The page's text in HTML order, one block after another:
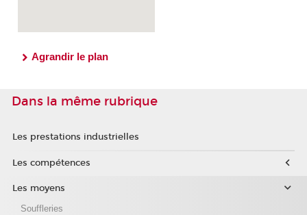
Agrandir le plan
Dans la même rubrique
Les prestations industrielles
Les compétences
Les moyens
Souffleries